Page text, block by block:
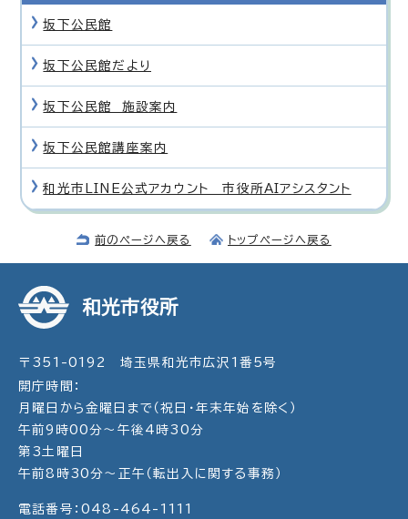
坂下公民館
坂下公民館だより
坂下公民館 施設案内
坂下公民館講座案内
和光市LINE公式アカウント 市役所AIアシスタント
前のページへ戻る トップページへ戻る
和光市役所
〒351-0192 埼玉県和光市広沢1番5号
開庁時間：
月曜日から金曜日まで（祝日・年末年始を除く）
午前9時00分～午後4時30分
第3土曜日
午前8時30分～正午（転出入に関する事務）
電話番号：048-464-1111